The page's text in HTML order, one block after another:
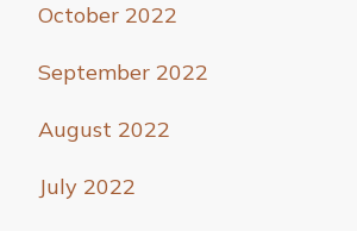
October 2022
September 2022
August 2022
July 2022